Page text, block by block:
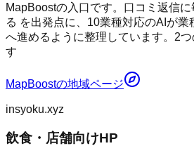
MapBoostの入口です。口コミ返信
る を出発点に、10業種対応のAIが
へ進めるように整理しています。2
す
MapBoostの地域ページ
insyoku.xyz
飲食・店舗向けHP